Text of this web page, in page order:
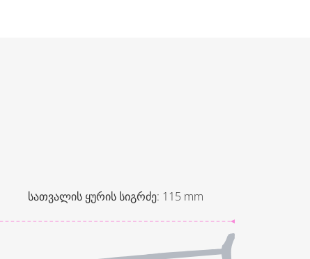
სათვალის ყურის სიგრძე: 115 mm